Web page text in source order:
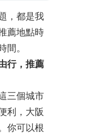
，都是我
薦地點時
間。
行，推薦
三個城市
利，大阪
你可以根